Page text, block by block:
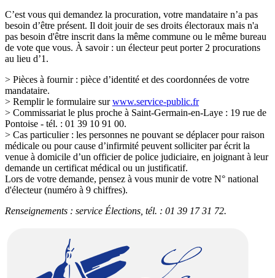
C’est vous qui demandez la procuration, votre mandataire n’a pas
besoin d’être présent. Il doit jouir de ses droits électoraux mais n'a
pas besoin d'être inscrit dans la même commune ou le même bureau
de vote que vous. À savoir : un électeur peut porter 2 procurations
au lieu d’1.
> Pièces à fournir : pièce d’identité et des coordonnées de votre
mandataire.
> Remplir le formulaire surwww.service-public.fr
> Commissariat le plus proche à Saint-Germain-en-Laye : 19 rue de
Pontoise - tél. : 01 39 10 91 00.
> Cas particulier : les personnes ne pouvant se déplacer pour raison
médicale ou pour cause d’infirmité peuvent solliciter par écrit la
venue à domicile d’un officier de police judiciaire, en joignant à leur
demande un certificat médical ou un justificatif.
Lors de votre demande, pensez à vous munir de votre N° national
d'électeur (numéro à 9 chiffres).
Renseignements : service Élections, tél. : 01 39 17 31 72.